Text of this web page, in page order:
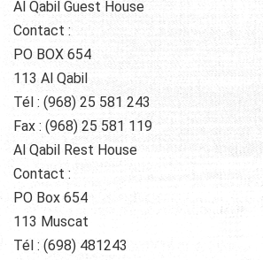
Al Qabil Guest House
Contact :
PO BOX 654
113 Al Qabil
Tél : (968) 25 581 243
Fax : (968) 25 581 119
Al Qabil Rest House
Contact :
PO Box 654
113 Muscat
Tél : (698) 481243